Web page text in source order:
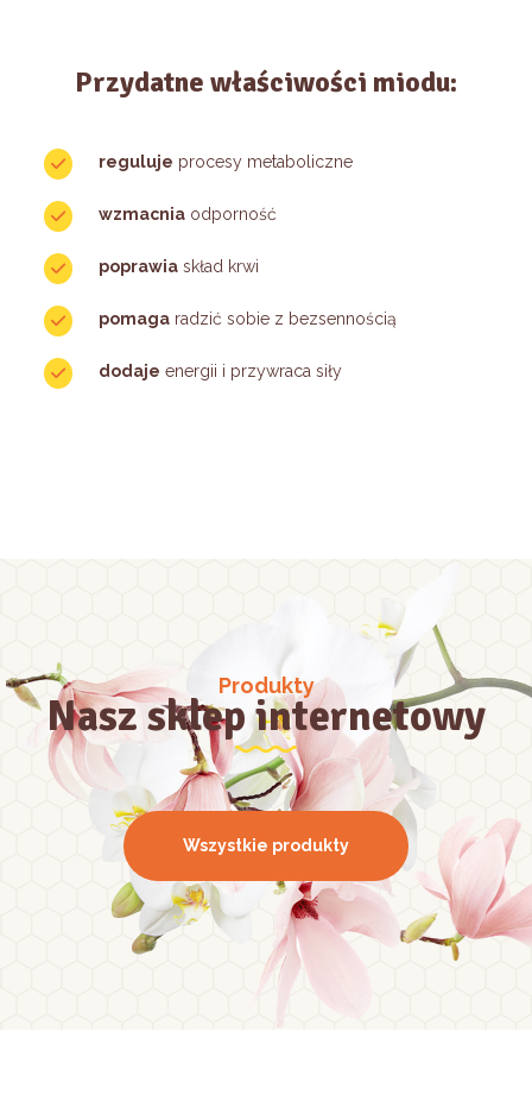
Przydatne właściwości miodu:
reguluje procesy metaboliczne
wzmacnia odporność
poprawia skład krwi
pomaga radzić sobie z bezsennością
dodaje energii i przywraca siły
Produkty
Nasz sklep internetowy
Wszystkie produkty